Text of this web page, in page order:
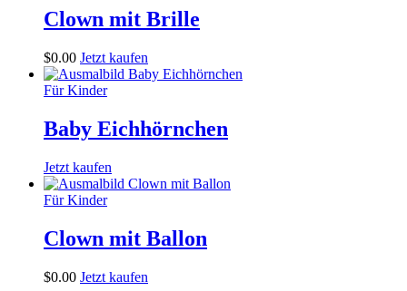
Clown mit Brille
$0.00 Jetzt kaufen
Für Kinder
Baby Eichhörnchen
Jetzt kaufen
Für Kinder
Clown mit Ballon
$0.00 Jetzt kaufen